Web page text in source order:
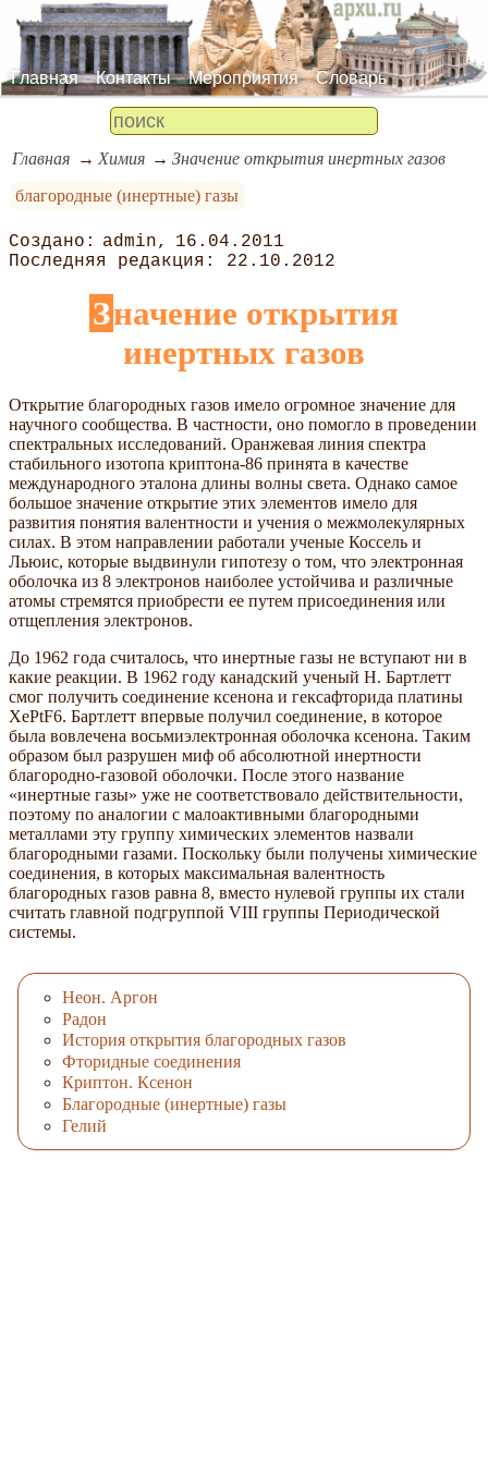
Главная Контакты Мероприятия Словарь
Главная Химия
Значение открытия инертных газов
благородные (инертные) газы
admin
16.04.2011
22.10.2012
Значение открытия
инертных газов
Открытие благородных газов имело огромное значение для
научного сообщества. В частности, оно помогло в проведении
спектральных исследований. Оранжевая линия спектра
стабильного изотопа криптона-86 принята в качестве
международного эталона длины волны света. Однако самое
большое значение открытие этих элементов имело для
развития понятия валентности и учения о межмолекулярных
силах. В этом направлении работали ученые Коссель и
Льюис, которые выдвинули гипотезу о том, что электронная
оболочка из 8 электронов наиболее устойчива и различные
атомы стремятся приобрести ее путем присоединения или
отщепления электронов.
До 1962 года считалось, что инертные газы не вступают ни в
какие реакции. В 1962 году канадский ученый Н. Бартлетт
смог получить соединение ксенона и гексафторида платины
XePtF6. Бартлетт впервые получил соединение, в которое
была вовлечена восьмиэлектронная оболочка ксенона. Таким
образом был разрушен миф об абсолютной инертности
благородно-газовой оболочки. После этого название
«инертные газы» уже не соответствовало действительности,
поэтому по аналогии с малоактивными благородными
металлами эту группу химических элементов назвали
благородными газами. Поскольку были получены химические
соединения, в которых максимальная валентность
благородных газов равна 8, вместо нулевой группы их стали
считать главной подгруппой VIII группы Периодической
системы.
Неон. Аргон
Радон
История открытия благородных газов
Фторидные соединения
Криптон. Ксенон
Благородные (инертные) газы
Гелий